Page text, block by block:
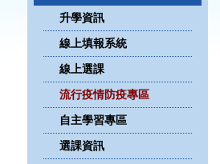
升學資訊
線上填報系統
線上選課
流行疫情防疫專區
自主學習專區
選課資訊